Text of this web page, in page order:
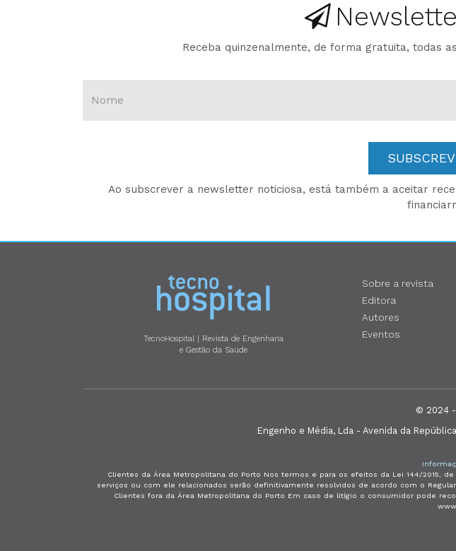
Receba quinzenalmente, de forma gratuita, todas
Ao subscrever a newsletter noticiosa, está também a aceitar
TecnoHospital | Revista de Engenharia
e Gestão da Saúde
Sobre a revista
Editora
Autores
Eventos
© 2024 -
Engenho e Média, Lda - Avenida da
Clientes da Área Metropolitana do Porto Nos termos e para os efeitos da Lei 144/
serviços ou com ele relacionados serão definitivamente resolvidos de acordo com o
Clientes fora da Área Metropolitana do Porto Em caso de litígio o consumidor pode